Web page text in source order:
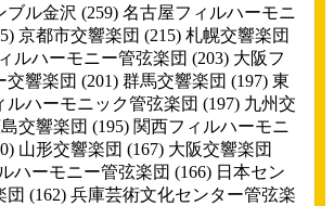
ブル金沢 (259) 名古屋フィルハーモニ
京都市交響楽団 (215) 札幌交響楽団
ルハーモニー管弦楽団 (203) 大阪フ
交響楽団 (201) 群馬交響楽団 (197) 東
ルハーモニック管弦楽団 (197) 九州交
交響楽団 (195) 関西フィルハーモニ
山形交響楽団 (167) 大阪交響楽団
ハーモニー管弦楽団 (166) 日本セン
団 (162) 兵庫芸術文化センター管弦楽